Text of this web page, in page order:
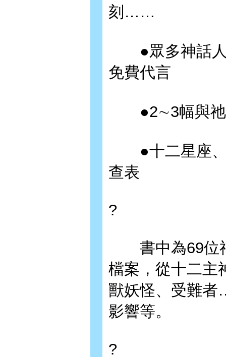
刻……
●眾多神話人
免費代言
●2∼3幅與祂
●十二星座、
查表
?
書中為69位神
檔案，從十二主
獸妖怪、受難
影響等。
?